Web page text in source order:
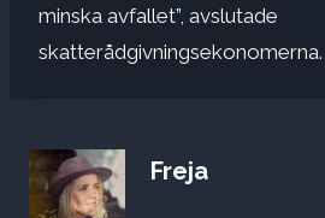
minska avfallet”, avslutade
skatterådgivningsekonomerna.
Freja